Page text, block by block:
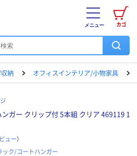
カゴ
メニュー
納 オフィスインテリア/小物家具
ガー クリップ付 5本組 クリア 469119 1
ュー）
ック/コートハンガー